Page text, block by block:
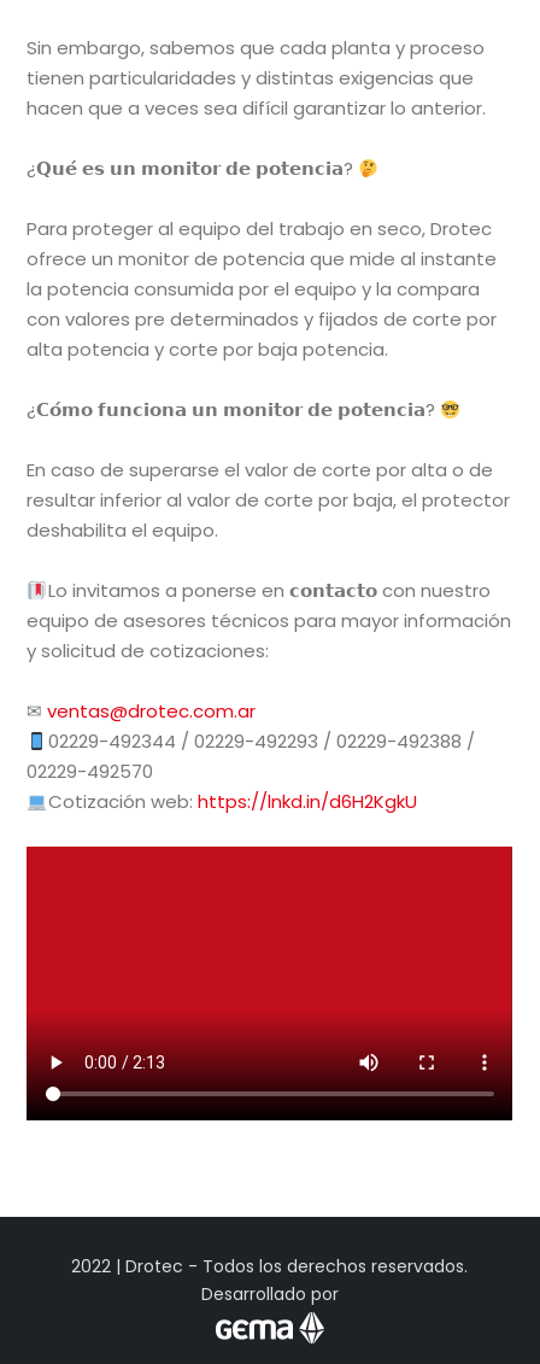
Sin embargo, sabemos que cada planta y proceso
tienen particularidades y distintas exigencias que
hacen que a veces sea difícil garantizar lo anterior.
¿𝗤𝘂𝗲́ 𝗲𝘀 𝘂𝗻 𝗺𝗼𝗻𝗶𝘁𝗼𝗿 𝗱𝗲 𝗽𝗼𝘁𝗲𝗻𝗰𝗶𝗮?
Para proteger al equipo del trabajo en seco, Drotec
ofrece un monitor de potencia que mide al instante
la potencia consumida por el equipo y la compara
con valores pre determinados y fijados de corte por
alta potencia y corte por baja potencia.
¿𝗖𝗼́𝗺𝗼 𝗳𝘂𝗻𝗰𝗶𝗼𝗻𝗮 𝘂𝗻 𝗺𝗼𝗻𝗶𝘁𝗼𝗿 𝗱𝗲 𝗽𝗼𝘁𝗲𝗻𝗰𝗶𝗮?
En caso de superarse el valor de corte por alta o de
resultar inferior al valor de corte por baja, el protector
deshabilita el equipo.
Lo invitamos a ponerse en 𝗰𝗼𝗻𝘁𝗮𝗰𝘁𝗼 con nuestro
equipo de asesores técnicos para mayor información
y solicitud de cotizaciones:
✉ventas@drotec.com.ar
02229-492344 / 02229-492293 / 02229-492388 /
02229-492570
Cotización web: https://lnkd.in/d6H2KgkU
2022 | Drotec - Todos los derechos reservados.
Desarrollado por